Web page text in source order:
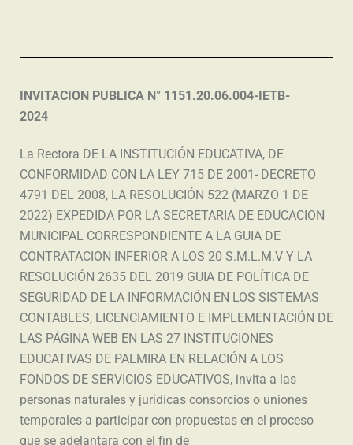
INVITACION PUBLICA N° 1151.20.06.004-IETB-
2024
La Rectora DE LA INSTITUCIÓN EDUCATIVA, DE
CONFORMIDAD CON LA LEY 715 DE 2001- DECRETO
4791 DEL 2008, LA RESOLUCIÓN 522 (MARZO 1 DE
2022) EXPEDIDA POR LA SECRETARIA DE EDUCACION
MUNICIPAL CORRESPONDIENTE A LA GUIA DE
CONTRATACION INFERIOR A LOS 20 S.M.L.M.V Y LA
RESOLUCIÓN 2635 DEL 2019 GUIA DE POLÍTICA DE
SEGURIDAD DE LA INFORMACIÓN EN LOS SISTEMAS
CONTABLES, LICENCIAMIENTO E IMPLEMENTACIÓN DE
LAS PÁGINA WEB EN LAS 27 INSTITUCIONES
EDUCATIVAS DE PALMIRA EN RELACIÓN A LOS
FONDOS DE SERVICIOS EDUCATIVOS, invita a las
personas naturales y jurídicas consorcios o uniones
temporales a participar con propuestas en el proceso
que se adelantara con el fin de